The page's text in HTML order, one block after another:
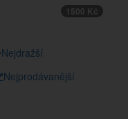
1500 Kč
Nejdražší
Nejprodávanější